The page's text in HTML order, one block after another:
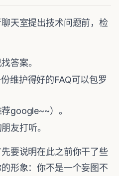
天室提出技术问题前，检
答案。
维护得好的FAQ可以包罗
google~~）。
友打听。
要说明在此之前你干了些
形象：你不是一个妄图不